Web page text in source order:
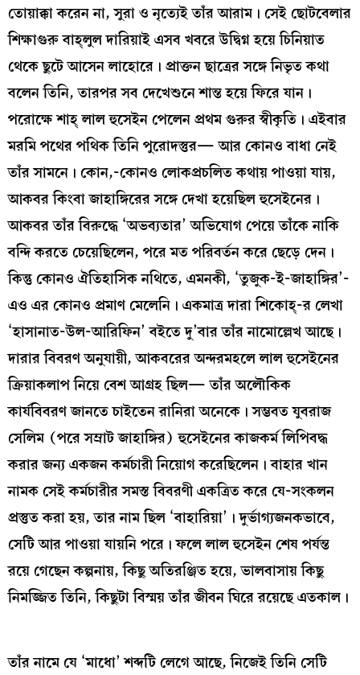
তোয়াক্কা করেন না, সুরা ও নৃত্যেই তাঁর আরাম। সেই ছোটবেলার
শিক্ষাগুরু বাহ্‌লুল দারিয়াই এসব খবরে উদ্বিগ্ন হয়ে চিনিয়াত
থেকে ছুটে আসেন লাহোরে। প্রাক্তন ছাত্রের সঙ্গে নিভৃত কথা
বলেন তিনি, তারপর সব দেখেশুনে শান্ত হয়ে ফিরে যান।
পরোক্ষে শাহ্‌ লাল হুসেইন পেলেন প্রথম গুরুর স্বীকৃতি। এইবার
মরমি পথের পথিক তিনি পুরোদস্তুর— আর কোনও বাধা নেই
তাঁর সামনে। কোন,-কোনও লোকপ্রচলিত কথায় পাওয়া যায়,
আকবর কিংবা জাহাঙ্গিরের সঙ্গে দেখা হয়েছিল হুসেইনের।
আকবর তাঁর বিরুদ্ধে ‘অভব্যতার’ অভিযোগ পেয়ে তাঁকে নাকি
বন্দি করতে চেয়েছিলেন, পরে মত পরিবর্তন করে ছেড়ে দেন।
কিন্তু কোনও ঐতিহাসিক নথিতে, এমনকী, ‘তুজুক-ই-জাহাঙ্গির’-
এও এর কোনও প্রমাণ মেলেনি। একমাত্র দারা শিকোহ্‌-র লেখা
‘হাসানাত-উল-আরিফিন’ বইতে দু’বার তাঁর নামোল্লেখ আছে।
দারার বিবরণ অনুযায়ী, আকবরের অন্দরমহলে লাল হুসেইনের
ক্রিয়াকলাপ নিয়ে বেশ আগ্রহ ছিল— তাঁর অলৌকিক
কার্যবিবরণ জানতে চাইতেন রানিরা অনেকে। সম্ভবত যুবরাজ
সেলিম (পরে সম্রাট জাহাঙ্গির) হুসেইনের কাজকর্ম লিপিবদ্ধ
করার জন্য একজন কর্মচারী নিয়োগ করেছিলেন। বাহার খান
নামক সেই কর্মচারীর সমস্ত বিবরণী একত্রিত করে যে-সংকলন
প্রস্তুত করা হয়, তার নাম ছিল ‘বাহারিয়া’। দুর্ভাগ্যজনকভাবে,
সেটি আর পাওয়া যায়নি পরে। ফলে লাল হুসেইন শেষ পর্যন্ত
রয়ে গেছেন কল্পনায়, কিছু অতিরঞ্জিত হয়ে, ভালবাসায় কিছু
নিমজ্জিত তিনি, কিছুটা বিস্ময় তাঁর জীবন ঘিরে রয়েছে এতকাল।
তাঁর নামে যে ‘মাধো’ শব্দটি লেগে আছে, নিজেই তিনি সেটি